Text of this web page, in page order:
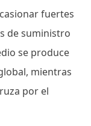
fuertes
de suministro
se produce
mientras
por el